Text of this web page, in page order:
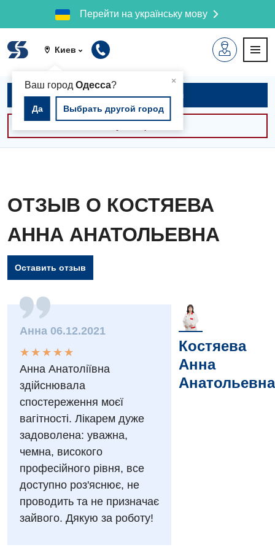
Перейти на українську мову
Киев
×
Ваш город Одесса?
Да Выбрать другой город
Вакансии
Мероприятия БПР
Интернатура
Программа лояльности
Видео
Диагностика
Диагностическое отделение
Инструментальная диагностика
Рентгенография
Эндоскопическое отделение
Для взрослых
Акушерство и гинекология
Декларирование
Национальный скрининг здоровья 40+
Украинский
Записаться на приём
ОТЗЫВ О КОСТЯЕВА
АННА АНАТОЛЬЕВНА
Оставить отзыв
Анна 06.12.2021
★
★
★
★
★
★ ★ ★ ★ ★
Анна Анатоліївна
здійснювала
спостереження моєї
вагітності. Лікарем дуже
задоволена: уважна,
чемна, високого
професійного рівня, все
доступно роз'яснює, не
проводить та не призначає
зайвого. Дякую за роботу!
Костяева
Анна
Анатольевна